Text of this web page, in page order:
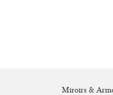
Miroirs &